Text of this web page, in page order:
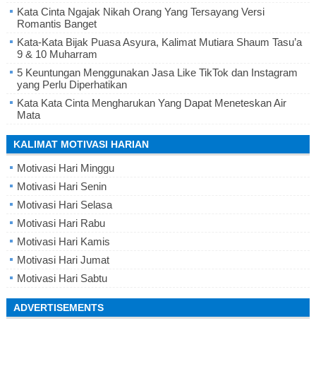
Kata Cinta Ngajak Nikah Orang Yang Tersayang Versi
Romantis Banget
Kata-Kata Bijak Puasa Asyura, Kalimat Mutiara Shaum Tasu’a
9 & 10 Muharram
5 Keuntungan Menggunakan Jasa Like TikTok dan Instagram
yang Perlu Diperhatikan
Kata Kata Cinta Mengharukan Yang Dapat Meneteskan Air
Mata
KALIMAT MOTIVASI HARIAN
Motivasi Hari Minggu
Motivasi Hari Senin
Motivasi Hari Selasa
Motivasi Hari Rabu
Motivasi Hari Kamis
Motivasi Hari Jumat
Motivasi Hari Sabtu
ADVERTISEMENTS